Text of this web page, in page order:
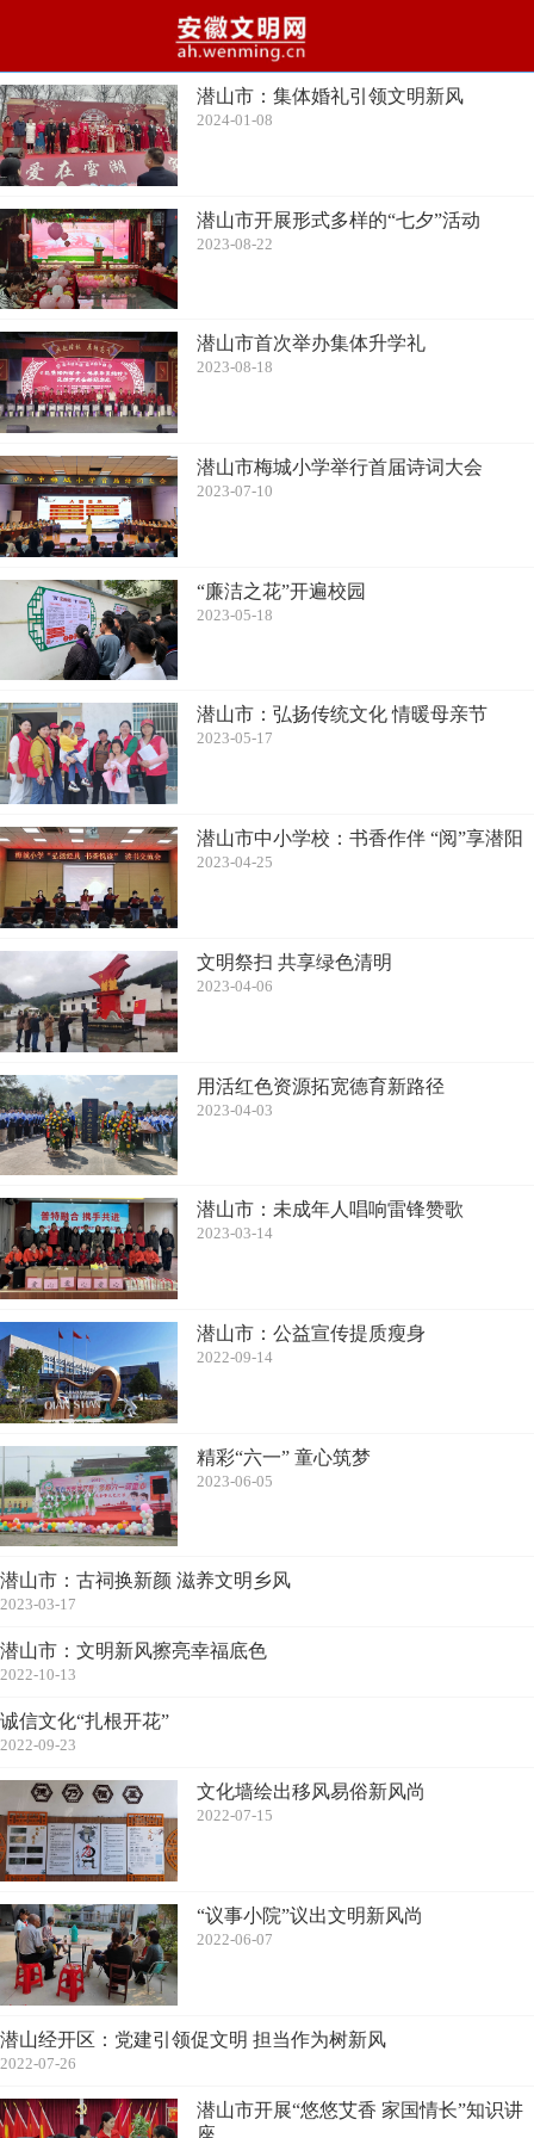
潜山市：集体婚礼引领文明新风
2024-01-08
潜山市开展形式多样的“七夕”活动
2023-08-22
潜山市首次举办集体升学礼
2023-08-18
潜山市梅城小学举行首届诗词大会
2023-07-10
“廉洁之花”开遍校园
2023-05-18
潜山市：弘扬传统文化 情暖母亲节
2023-05-17
潜山市中小学校：书香作伴 “阅”享潜阳
2023-04-25
文明祭扫 共享绿色清明
2023-04-06
用活红色资源拓宽德育新路径
2023-04-03
潜山市：未成年人唱响雷锋赞歌
2023-03-14
潜山市：公益宣传提质瘦身
2022-09-14
精彩“六一” 童心筑梦
2023-06-05
潜山市：古祠换新颜 滋养文明乡风
2023-03-17
潜山市：文明新风擦亮幸福底色
2022-10-13
诚信文化“扎根开花”
2022-09-23
文化墙绘出移风易俗新风尚
2022-07-15
“议事小院”议出文明新风尚
2022-06-07
潜山经开区：党建引领促文明 担当作为树新风
2022-07-26
潜山市开展“悠悠艾香 家国情长”知识讲
座